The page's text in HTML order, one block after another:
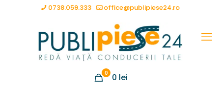
0738.059.333 office@publipiese24.ro
0 0 lei